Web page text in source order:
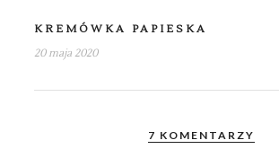
KREMÓWKA PAPIESKA
20 maja 2020
7 KOMENTARZY